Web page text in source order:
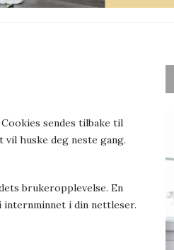
sendes tilbake til
huske deg neste gang.
brukeropplevelse. En
internminnet i din nettleser.